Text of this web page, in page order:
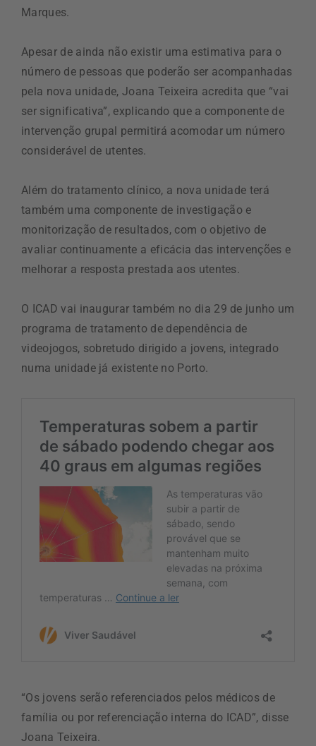
Marques.
Apesar de ainda não existir uma estimativa para o
número de pessoas que poderão ser acompanhadas
pela nova unidade, Joana Teixeira acredita que “vai
ser significativa”, explicando que a componente de
intervenção grupal permitirá acomodar um número
considerável de utentes.
Além do tratamento clínico, a nova unidade terá
também uma componente de investigação e
monitorização de resultados, com o objetivo de
avaliar continuamente a eficácia das intervenções e
melhorar a resposta prestada aos utentes.
O ICAD vai inaugurar também no dia 29 de junho um
programa de tratamento de dependência de
videojogos, sobretudo dirigido a jovens, integrado
numa unidade já existente no Porto.
“Os jovens serão referenciados pelos médicos de
família ou por referenciação interna do ICAD”, disse
Joana Teixeira.